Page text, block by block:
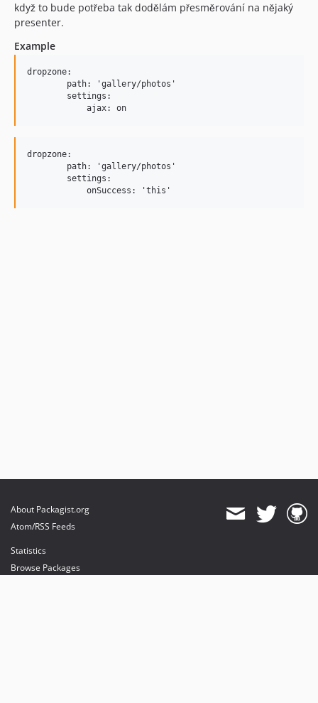
když to bude potřeba tak dodělám přesměrování na nějaký
presenter.
Example
dropzone:
dropzone:
About Packagist.org
Atom/RSS Feeds
Statistics
Browse Packages